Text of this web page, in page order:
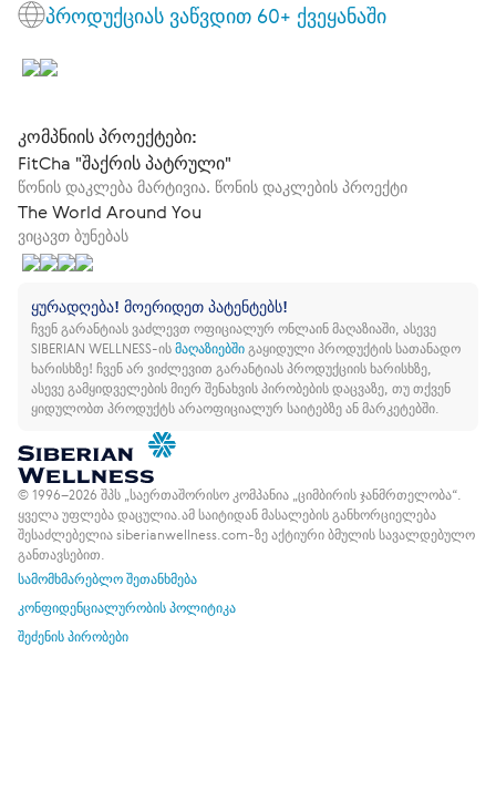
პროდუქციას ვაწვდით 60+ ქვეყანაში
კომპნიის პროექტები:
FitCha "შაქრის პატრული"
წონის დაკლება მარტივია. წონის დაკლების პროექტი
The World Around You
ვიცავთ ბუნებას
ყურადღება! მოერიდეთ პატენტებს!
ჩვენ გარანტიას ვაძლევთ ოფიციალურ ონლაინ მაღაზიაში, ასევე
SIBERIAN WELLNESS-ისმაღაზიებშიგაყიდული პროდუქტის სათანადო
ხარისხზე! ჩვენ არ ვიძლევით გარანტიას პროდუქციის ხარისხზე,
ასევე გამყიდველების მიერ შენახვის პირობების დაცვაზე, თუ თქვენ
ყიდულობთ პროდუქტს არაოფიციალურ საიტებზე ან მარკეტებში.
© 1996–2026 შპს „საერთაშორისო კომპანია „ციმბირის ჯანმრთელობა“.
ყველა უფლება დაცულია. ამ საიტიდან მასალების განხორციელება
შესაძლებელია siberianwellness.com-ზე აქტიური ბმულის სავალდებულო
განთავსებით.
სამომხმარებლო შეთანხმება
კონფიდენციალურობის პოლიტიკა
შეძენის პირობები